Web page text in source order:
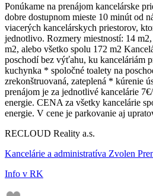
Ponúkame na prenájom kancelárske
dobre dostupnom mieste 10 minút od
viacerých kancelárskych priestorov,
jednotlivo. Rozmery miestností: 14
m2, alebo všetko spolu 172 m2
poschodí bez výťahu, ku kanceláriám
kuchynka * spoločné toalety na
zrekonštruovaná, zateplená * kúrenie
prenájom je za jednotlivé kancelárie
energie. CENA za všetky kancelárie
energie. V cene je parkovanie aj
RECLOUD Reality a.s.
Kancelárie a administratíva Zvolen
Info v RK